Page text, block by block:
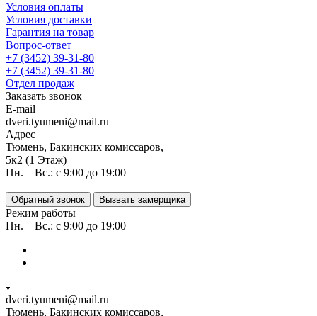
Условия оплаты
Условия доставки
Гарантия на товар
Вопрос-ответ
+7 (3452) 39-31-80
+7 (3452) 39-31-80
Отдел продаж
Заказать звонок
E-mail
dveri.tyumeni@mail.ru
Адрес
Тюмень, Бакинских комиссаров,
5к2 (1 Этаж)
Пн. – Вс.: с 9:00 до 19:00
Обратный звонок Вызвать замерщика
Режим работы
Пн. – Вс.: с 9:00 до 19:00
dveri.tyumeni@mail.ru
Тюмень, Бакинских комиссаров,